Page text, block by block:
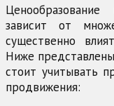
зависит от
существенно
Ниже
стоит учитывать
продвижения: